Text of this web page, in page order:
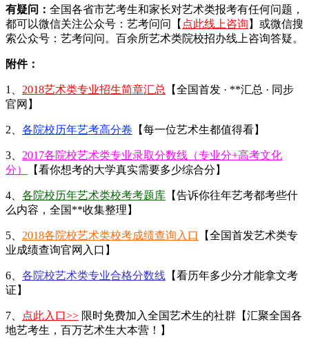
有疑问： 全国各省市艺考生和家长对艺术类报考有任何问题，
都可以微信关注公众号：艺考问问【 点此线上咨询 】或微信搜
索公众号：艺考问问。百余所艺术类院校招办线上咨询答疑。
附件：
1、 2018艺术类专业招生简章汇总
【全国首发 · **汇总 · 同步
官网】
2、 各院校历年艺考高分卷 【每一位艺术生都值得看】
3、 2017各院校艺术类专业录取分数线（专业分+高考文化
分）
【看你想考的大学真实需要多少综合分】
4、 各院校历年艺术类校考考题库 【告诉你往年艺考都考些什
么内容，全国**收集整理】
5、 2018各院校艺术类校考成绩查询入口
【全国首发艺术类专
业成绩查询官网入口】
6、 各院校艺术类专业合格分数线 【看历年多少分才能拿文考
证】
7、 点此入口>> 限时免费加入全国艺术生的社群【汇聚全国各
地艺考生，百万艺术生大本营！】